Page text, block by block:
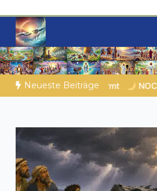
Inhalt
springen
Geheimnisse
Biblische Einsichten
der Suche
Neueste Beiträge
| Das Größte, was du